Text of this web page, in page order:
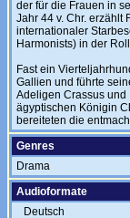
der für die Frauen in
Jahr 44 v. Chr. erzählt
internationaler
Harmonists) in der
Fast ein
Gallien und führte
Adeligen Crassus und
ägyptischen Königin
bereiteten die
Genres
Drama
Audioformate
Deutsch